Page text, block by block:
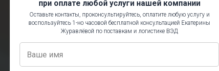
при оплате любой услуги нашей компании
Оставьте контакты, проконсультируйтесь, оплатите любую услугу и
воспользуйтесь 1-но часовой бесплатной консультацией Екатерины
Журавлёвой по поставкам и логистике ВЭД